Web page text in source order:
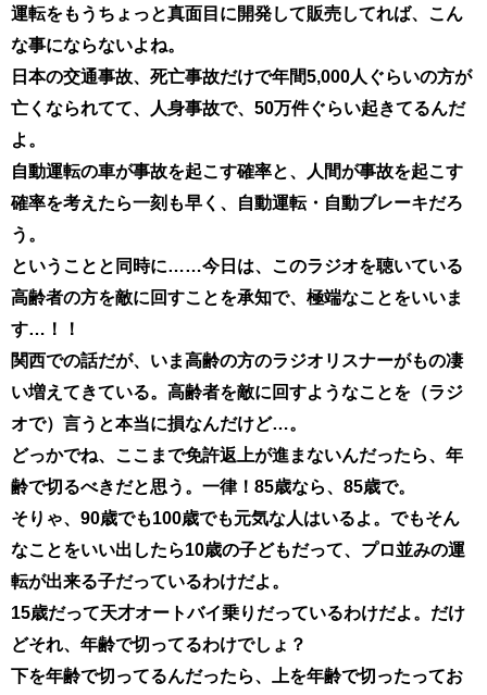
運転をもうちょっと真面目に開発して販売してれば、こん
な事にならないよね。
日本の交通事故、死亡事故だけで年間5,000人ぐらいの方が
亡くなられてて、人身事故で、50万件ぐらい起きてるんだ
よ。
自動運転の車が事故を起こす確率と、人間が事故を起こす
確率を考えたら一刻も早く、自動運転・自動ブレーキだろ
う。
ということと同時に……今日は、このラジオを聴いている
高齢者の方を敵に回すことを承知で、極端なことをいいま
す…！！
関西での話だが、いま高齢の方のラジオリスナーがもの凄
い増えてきている。高齢者を敵に回すようなことを（ラジ
オで）言うと本当に損なんだけど…。
どっかでね、ここまで免許返上が進まないんだったら、年
齢で切るべきだと思う。一律！85歳なら、85歳で。
そりゃ、90歳でも100歳でも元気な人はいるよ。でもそん
なことをいい出したら10歳の子どもだって、プロ並みの運
転が出来る子だっているわけだよ。
15歳だって天才オートバイ乗りだっているわけだよ。だけ
どそれ、年齢で切ってるわけでしょ？
下を年齢で切ってるんだったら、上を年齢で切ったってお